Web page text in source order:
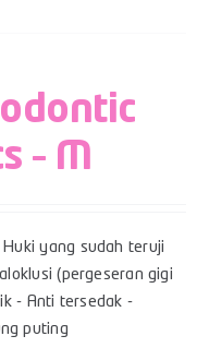
– M
yang sudah teruji
(pergeseran gigi
- Anti tersedak -
puting